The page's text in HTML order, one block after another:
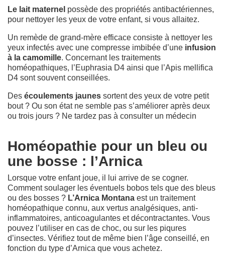
Le lait maternel possède des propriétés antibactériennes,
pour nettoyer les yeux de votre enfant, si vous allaitez.
Un remède de grand-mère efficace consiste à nettoyer les
yeux infectés avec une compresse imbibée d’une infusion
à la camomille. Concernant les traitements
homéopathiques, l’Euphrasia D4 ainsi que l’Apis mellifica
D4 sont souvent conseillées.
Des écoulements jaunes sortent des yeux de votre petit
bout ? Ou son état ne semble pas s’améliorer après deux
ou trois jours ? Ne tardez pas à consulter un médecin
Homéopathie pour un bleu ou
une bosse : l’Arnica
Lorsque votre enfant joue, il lui arrive de se cogner.
Comment soulager les éventuels bobos tels que des bleus
ou des bosses ? L’Arnica Montana est un traitement
homéopathique connu, aux vertus analgésiques, anti-
inflammatoires, anticoagulantes et décontractantes. Vous
pouvez l’utiliser en cas de choc, ou sur les piqures
d’insectes. Vérifiez tout de même bien l’âge conseillé, en
fonction du type d’Arnica que vous achetez.